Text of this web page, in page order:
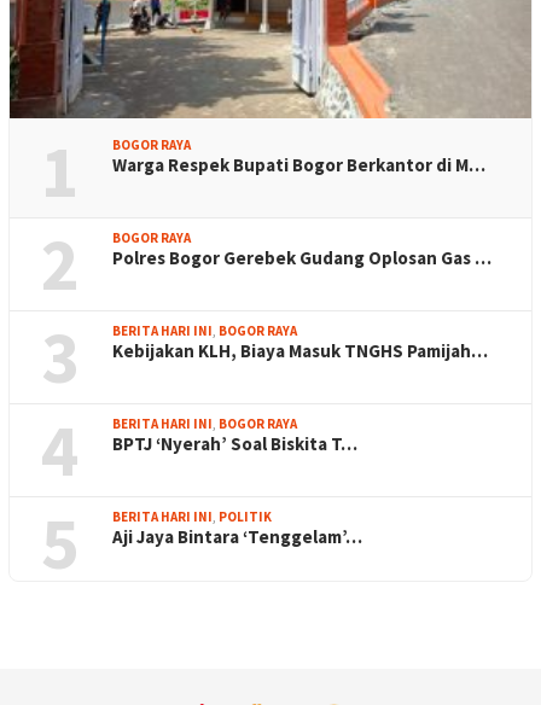
1 BOGOR RAYA
Warga Respek Bupati Bogor Berkantor di M…
2 BOGOR RAYA
Polres Bogor Gerebek Gudang Oplosan Gas …
3 BERITA HARI INI, BOGOR RAYA
Kebijakan KLH, Biaya Masuk TNGHS Pamijah…
4 BERITA HARI INI, BOGOR RAYA
BPTJ ‘Nyerah’ Soal Biskita T…
5 BERITA HARI INI, POLITIK
Aji Jaya Bintara ‘Tenggelam’…